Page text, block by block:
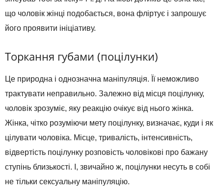
що чоловік жінці подобається, вона фліртує і запрошує
його проявити ініціативу.
Торкання губами (поцілунки)
Це природна і однозначна маніпуляція. Її неможливо
трактувати неправильно. Залежно від місця поцілунку,
чоловік зрозуміє, яку реакцію очікує від нього жінка.
Жінка, чітко розуміючи мету поцілунку, визначає, куди і як
цілувати чоловіка. Місце, тривалість, інтенсивність,
відвертість поцілунку розповість чоловікові про бажану
ступінь близькості. І, звичайно ж, поцілунки несуть в собі
не тільки сексуальну маніпуляцію.